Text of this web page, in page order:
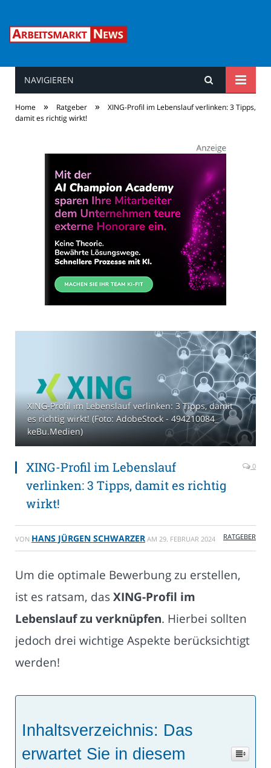
Arbeitsmarkt News
NAVIGIEREN
Home » Ratgeber »
XING-Profil im Lebenslauf verlinken: 3 Tipps,
damit es richtig wirkt!
XING-Profil im Lebenslauf verlinken: 3 Tipps, damit
es richtig wirkt! (Foto: AdobeStock - 494210084_
keBu.Medien)
XING-Profil im Lebenslauf
verlinken: 3 Tipps, damit es richtig
wirkt!
0
VON HANS JÜRGEN SCHWARZER AM 29. FEBRUAR 2024 RATGEBER
Um die optimale Bewerbung zu erstellen,
ist es ratsam, dasXING-Profil im
Lebenslauf zu verknüpfen. Hierbei sollten
jedoch drei wichtige Aspekte berücksichtigt
werden!
Inhaltsverzeichnis: Das
erwartet Sie in diesem